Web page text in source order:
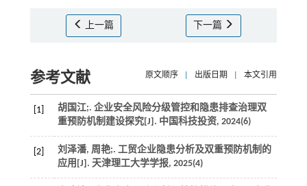
上一篇 下一篇
参考文献 原文顺序 出版日期 本文引用
[1]
胡国江;. 企业安全风险分级管控和隐患排查治理双
重预防机制建设探究[J]. 中国科技投资, 2024(6)
[2]
刘泽潘, 周艳;. 工贸企业隐患分析及双重预防机制的
应用[J]. 天津理工大学学报, 2025(4)